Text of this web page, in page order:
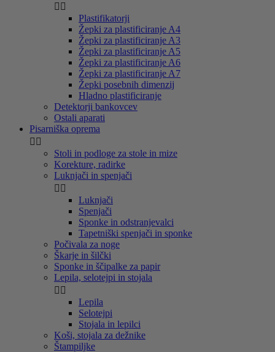
 
Plastifikatorji
Žepki za plastificiranje A4
Žepki za plastificiranje A3
Žepki za plastificiranje A5
Žepki za plastificiranje A6
Žepki za plastificiranje A7
Žepki posebnih dimenzij
Hladno plastificiranje
Detektorji bankovcev
Ostali aparati
Pisarniška oprema
 
Stoli in podloge za stole in mize
Korekture, radirke
Luknjači in spenjači
 
Luknjači
Spenjači
Sponke in odstranjevalci
Tapetniški spenjači in sponke
Počivala za noge
Škarje in šilčki
Sponke in ščipalke za papir
Lepila, selotejpi in stojala
 
Lepila
Selotejpi
Stojala in lepilci
Koši, stojala za dežnike
Štampiljke